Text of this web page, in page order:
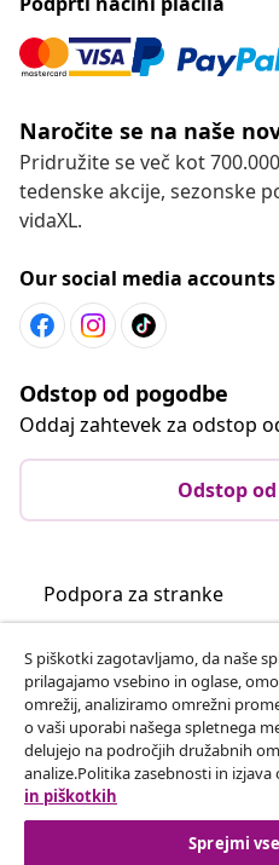
Naročite se na naše
Pridružite se več kot
tedenske akcije, sezonske
vidaXL.
Our social media accounts
Odstop od pogodbe
Oddaj zahtevek za odstop
Odstop
Podpora za stranke
Poslovanje
vidaXL
Odkrijte več
S piškotki zagotavljamo, da naše
prilagajamo vsebino in oglase,
omrežij, analiziramo omrežni
o vaši uporabi našega spletnega
delujejo na področjih družabnih
analize.Politika zasebnosti in
in piškotkih
Sprejmi